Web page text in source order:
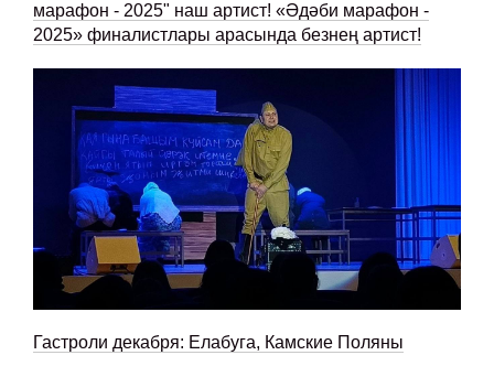
марафон - 2025" наш артист! «Әдәби марафон -
2025» финалистлары арасында безнең артист!
Гастроли декабря: Елабуга, Камские Поляны